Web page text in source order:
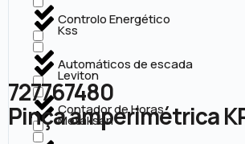
Controlo Energético
Automáticos de escada
Contador de Horas
Kss
Leviton
Metaksan
727767480
Pinça amperimétrica